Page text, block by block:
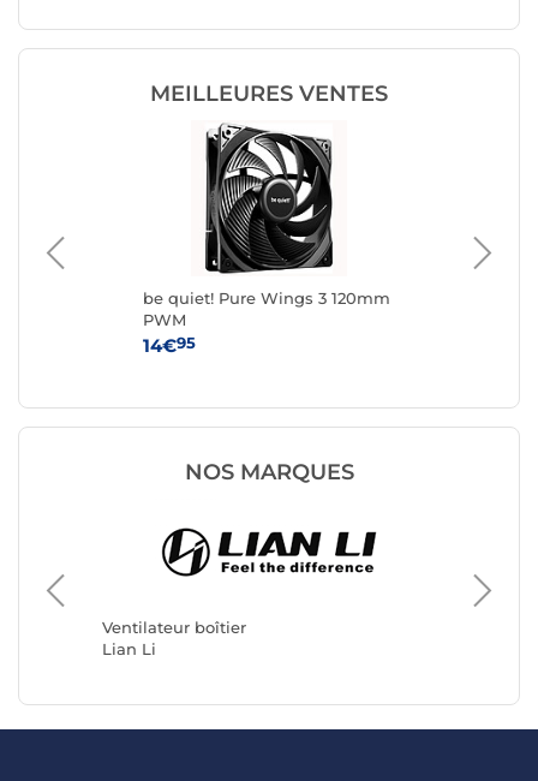
MEILLEURES VENTES
be quiet! Pure Wings 3 120mm
PWM
14€95
NOS MARQUES
Ventilateur boîtier
Lian Li
Arctic